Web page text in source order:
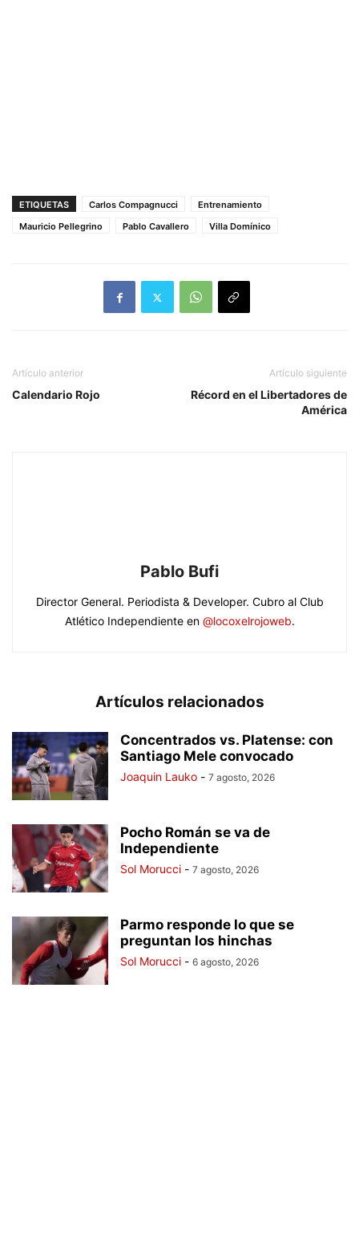
ETIQUETAS Carlos Compagnucci
Entrenamiento
Mauricio Pellegrino
Pablo Cavallero Villa Domínico
Artículo anterior
Calendario Rojo
Artículo siguiente
Récord en el Libertadores de
América
Pablo Bufi
Director General. Periodista & Developer. Cubro al Club
Atlético Independiente en @locoxelrojoweb.
Artículos relacionados
Concentrados vs. Platense: con
Santiago Mele convocado
Joaquin Lauko - 7 agosto, 2026
Pocho Román se va de
Independiente
Sol Morucci - 7 agosto, 2026
Parmo responde lo que se
preguntan los hinchas
Sol Morucci - 6 agosto, 2026